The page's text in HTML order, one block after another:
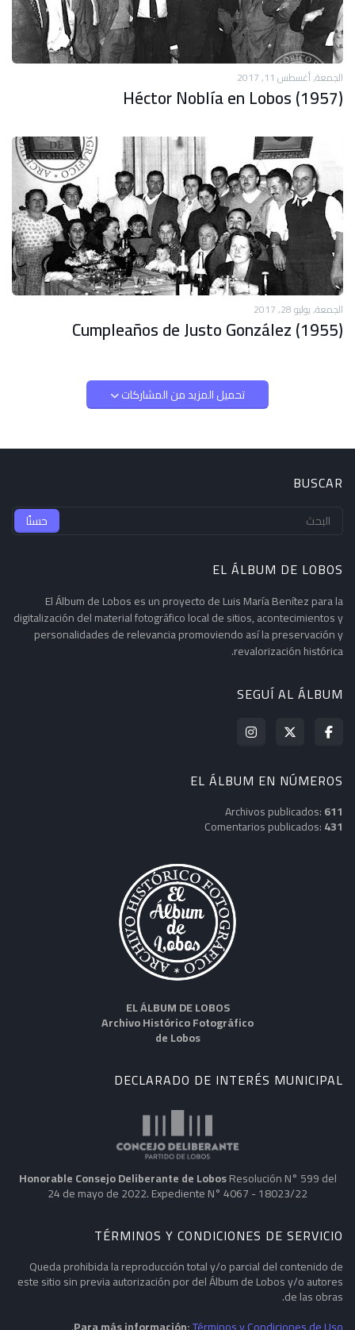
الجمعة, أغسطس 11, 2017
Héctor Noblía en Lobos (1957)
الجمعة, يوليو 28, 2017
Cumpleaños de Justo González (1955)
تحميل المزيد من المشاركات
BUSCAR
EL ÁLBUM DE LOBOS
El Álbum de Lobos es un proyecto de Luis María Benítez para la
digitalización del material fotográfico local de sitios, acontecimientos y
personalidades de relevancia promoviendo así la preservación y
revalorización histórica.
SEGUÍ AL ÁLBUM
EL ÁLBUM EN NÚMEROS
Archivos publicados:611
Comentarios publicados:431
EL ÁLBUM DE LOBOS
Archivo Histórico Fotográfico
de Lobos
DECLARADO DE INTERÉS MUNICIPAL
Honorable Consejo Deliberante de LobosResolución N° 599 del
24 de mayo de 2022. Expediente N° 4067 - 18023/22
TÉRMINOS Y CONDICIONES DE SERVICIO
Queda prohibida la reproducción total y/o parcial del contenido de
este sitio sin previa autorización por del Álbum de Lobos y/o autores
de las obras.